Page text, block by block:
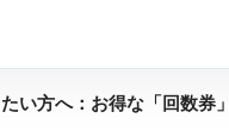
い方へ：お得な「回数券